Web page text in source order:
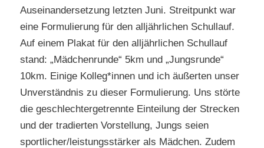
Auseinandersetzung letzten Juni. Streitpunkt war
eine Formulierung für den alljährlichen Schullauf.
Auf einem Plakat für den alljährlichen Schullauf
stand: „Mädchenrunde“ 5km und „Jungsrunde“
10km. Einige Kolleg*innen und ich äußerten unser
Unverständnis zu dieser Formulierung. Uns störte
die geschlechtergetrennte Einteilung der Strecken
und der tradierten Vorstellung, Jungs seien
sportlicher/leistungsstärker als Mädchen. Zudem